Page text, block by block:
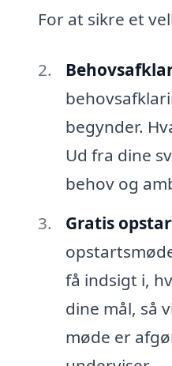
For at sikre et
begynder.
Ud fra dine
behov og
Gratis
få indsigt i,
dine mål, så
møde er